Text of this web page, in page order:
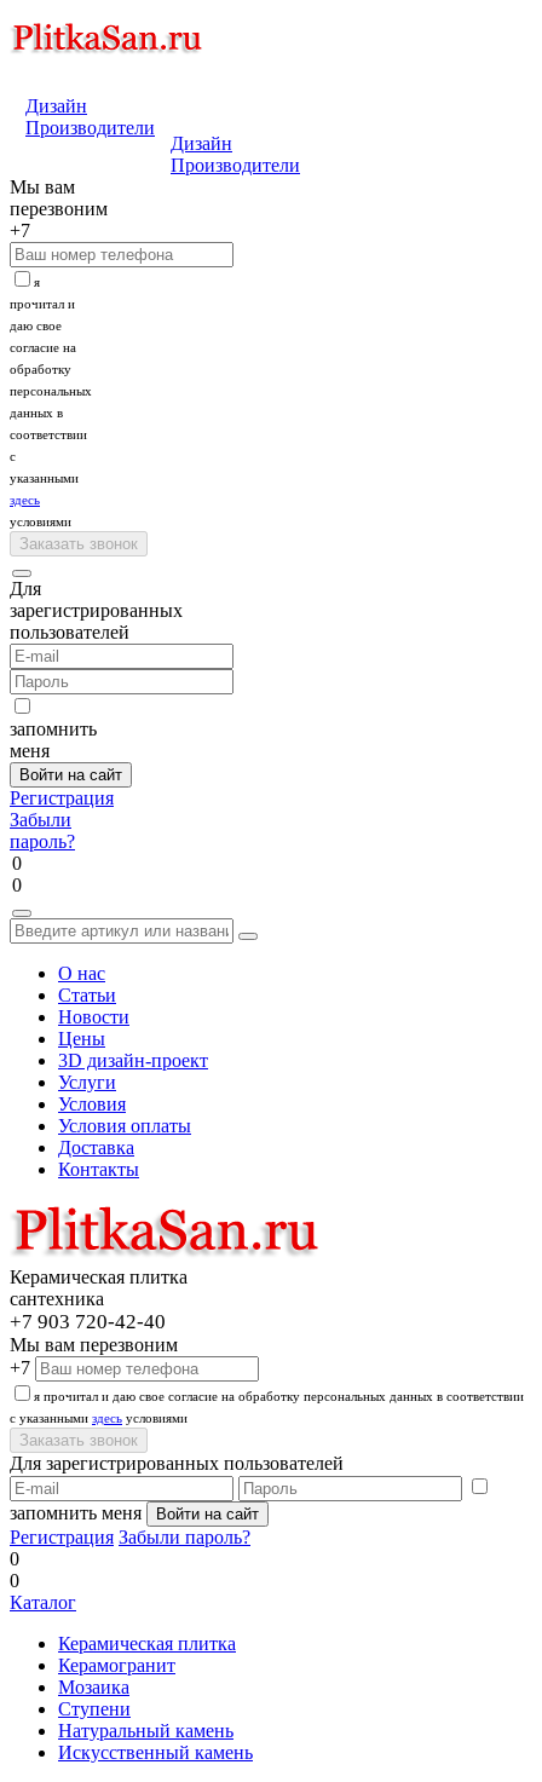
Дизайн
Производители
Дизайн
Производители
Мы вам
перезвоним
+7
я
прочитал и
даю свое
согласие на
обработку
персональных
данных в
соответствии
с
указанными
здесь
условиями
Для
зарегистрированных
пользователей
запомнить
меня
Регистрация
Забыли
пароль?
0
0
О нас
Статьи
Новости
Цены
3D дизайн-проект
Услуги
Условия
Условия оплаты
Доставка
Контакты
Керамическая плитка
сантехника
+7 903 720-42-40
Мы вам перезвоним
+7
я прочитал и даю свое согласие на обработку персональных данных в соответствии
с указанными здесь условиями
Для зарегистрированных пользователей
запомнить меня
Регистрация Забыли пароль?
0
0
Каталог
Керамическая плитка
Керамогранит
Мозаика
Ступени
Натуральный камень
Искусственный камень